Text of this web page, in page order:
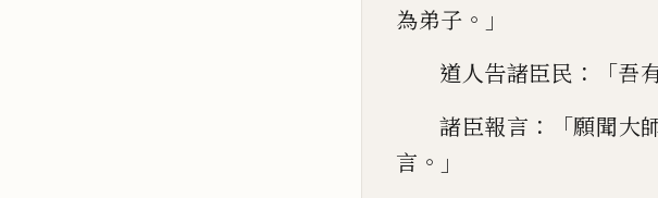
為弟子 。」
道人告諸臣民 ：「吾
諸臣報言 ：「願聞大
言 。」